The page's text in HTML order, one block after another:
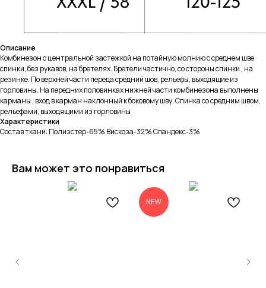
Описание
Комбинезон с центральной застежкой на потайную молнию с среднем шве
спинки, без рукавов, на бретелях. Бретели частично, со стороны спинки , на
резинке. По верхней части переда средний шов, рельефы, выходящие из
горловины. На передних половинках нижней части комбинезона выполнены
карманы , вход в карман наклонный к боковому шву. Спинка со средним швом,
рельефами, выходящими из горловины
Характеристики
Состав ткани: Полиэстер-65% Вискоза-32% Спандекс-3%
Вам может это понравиться
NEW